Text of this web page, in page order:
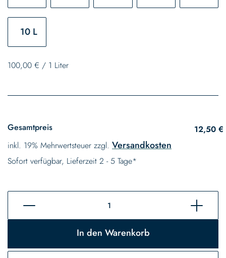
10 L
100,00 € / 1 Liter
Gesamtpreis
12,50 €
inkl. 19% Mehrwertsteuer zzgl. Versandkosten
Sofort verfügbar, Lieferzeit 2 - 5 Tage*
In den Warenkorb